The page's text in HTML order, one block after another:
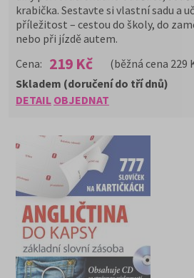
krabička. Sestavte si vlastní sadu a
příležitost – cestou do školy, do
nebo při jízdě autem.
Cena: 219 Kč (běžná cena 229
DETAIL OBJEDNAT
Skladem (doručení do tří dnů)